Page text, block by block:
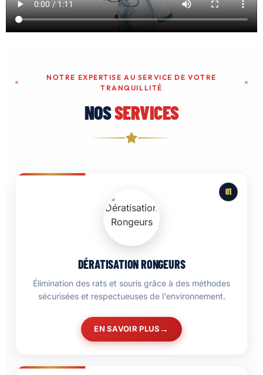
NOTRE EXPERTISE AU SERVICE DE VOTRE
TRANQUILLITÉ
NOSSERVICES
01
DÉRATISATION RONGEURS
Élimination des rats et souris grâce à des méthodes
sécurisées et respectueuses de l'environnement.
EN SAVOIR PLUS